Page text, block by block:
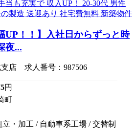
UP！！】入社日からずっと時
夜...
店 求人番号：987506
円
町
・加工 / 自動車系工場 / 交替制